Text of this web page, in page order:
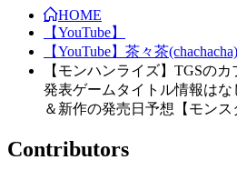
HOME
【YouTube】
【YouTube】茶々茶(chachacha)
【モンハンライズ】TGSの
発表ゲームタイトル情報は
＆新作の発売日予想【モンス
Contributors